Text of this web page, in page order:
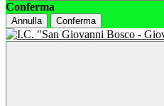
Conferma
Annulla Conferma